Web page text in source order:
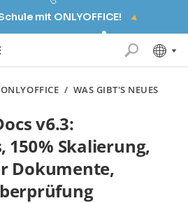
mit ONLYOFFICE!
ONLYOFFICE / WAS GIBT'S NEUES
v6.3:
150% Skalierung,
Dokumente,